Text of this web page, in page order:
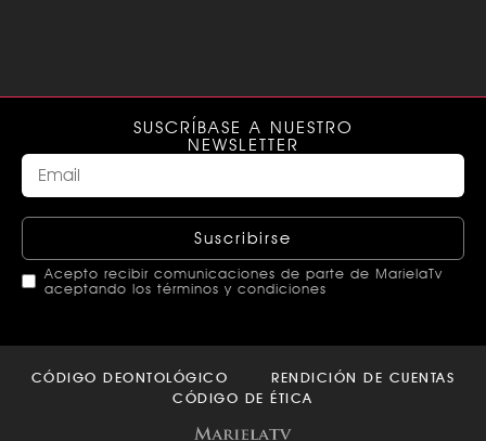
SUSCRÍBASE A NUESTRO
NEWSLETTER
Suscribirse
Acepto recibir comunicaciones de parte de MarielaTv
aceptando los términos y condiciones
should
CÓDIGO DEONTOLÓGICO
RENDICIÓN DE CUENTAS
CÓDIGO DE ÉTICA